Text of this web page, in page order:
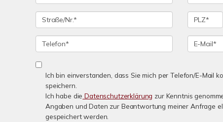
Ich bin einverstanden, dass Sie mich per Telefon/E-Mail
speichern.
Ich habe die Datenschutzerklärung zur Kenntnis
Angaben und Daten zur Beantwortung meiner Anfrage
gespeichert werden.